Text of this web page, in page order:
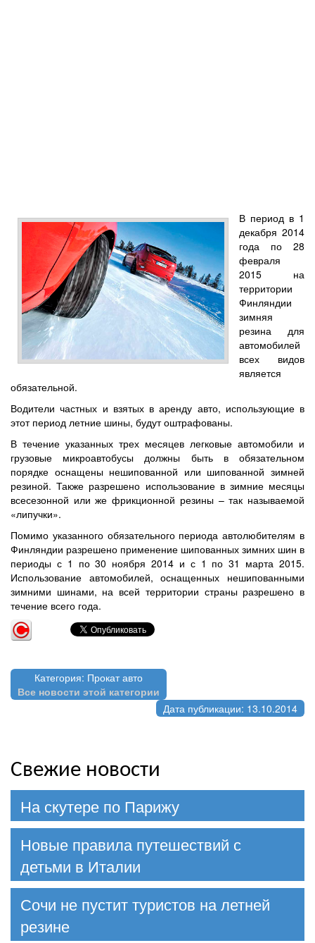
В период в 1
декабря 2014
года по 28
февраля
2015 на
территории
Финляндии
зимняя
резина для
автомобилей
всех видов
является
обязательной.
Водители частных и взятых в аренду авто, использующие в
этот период летние шины, будут оштрафованы.
В течение указанных трех месяцев легковые автомобили и
грузовые микроавтобусы должны быть в обязательном
порядке оснащены нешипованной или шипованной зимней
резиной. Также разрешено использование в зимние месяцы
всесезонной или же фрикционной резины – так называемой
«липучки».
Помимо указанного обязательного периода автолюбителям в
Финляндии разрешено применение шипованных зимних шин в
периоды с 1 по 30 ноября 2014 и с 1 по 31 марта 2015.
Использование автомобилей, оснащенных нешипованными
зимними шинами, на всей территории страны разрешено в
течение всего года.
Категория: Прокат авто
Все новости этой категории
Дата публикации: 13.10.2014
Свежие новости
На скутере по Парижу
Новые правила путешествий с
детьми в Италии
Сочи не пустит туристов на летней
резине